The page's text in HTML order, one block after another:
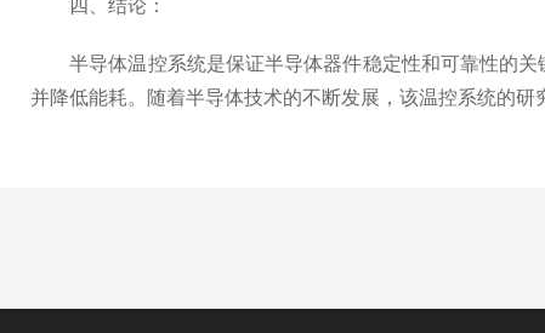
四、结论：
半导体温控系统是保证半导体器件稳定性和可靠性的关
并降低能耗。随着半导体技术的不断发展，该温控系统的